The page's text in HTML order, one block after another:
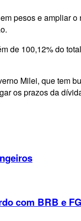
pesos e ampliar
de 100,12% do
Milei, que tem
os prazos da
com BRB e